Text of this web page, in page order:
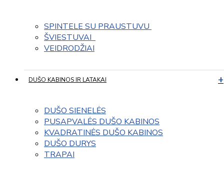
SPINTELE SU PRAUSTUVU
ŠVIESTUVAI
VEIDRODŽIAI
DUŠO KABINOS IR LATAKAI
DUŠO SIENELĖS
PUSAPVALĖS DUŠO KABINOS
KVADRATINĖS DUŠO KABINOS
DUŠO DURYS
TRAPAI